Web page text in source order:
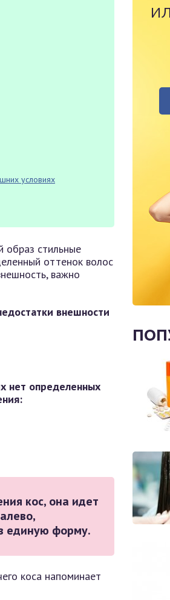
условиях
образ стильные
оттенок волос
важно
внешности
нет определенных
кос, она идет
единую форму.
коса напоминает